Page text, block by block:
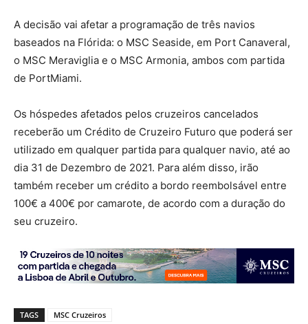
A decisão vai afetar a programação de três navios
baseados na Flórida: o MSC Seaside, em Port Canaveral,
o MSC Meraviglia e o MSC Armonia, ambos com partida
de PortMiami.
Os hóspedes afetados pelos cruzeiros cancelados
receberão um Crédito de Cruzeiro Futuro que poderá ser
utilizado em qualquer partida para qualquer navio, até ao
dia 31 de Dezembro de 2021. Para além disso, irão
também receber um crédito a bordo reembolsável entre
100€ a 400€ por camarote, de acordo com a duração do
seu cruzeiro.
TAGS MSC Cruzeiros